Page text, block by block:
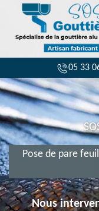
05 33
Pose de pare
Nous